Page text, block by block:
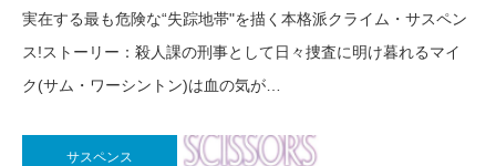
実在する最も危険な“失踪地帯"を描く本格派クライム・サスペン
ス!ストーリー：殺人課の刑事として日々捜査に明け暮れるマイ
ク(サム・ワーシントン)は血の気が…
サスペンス